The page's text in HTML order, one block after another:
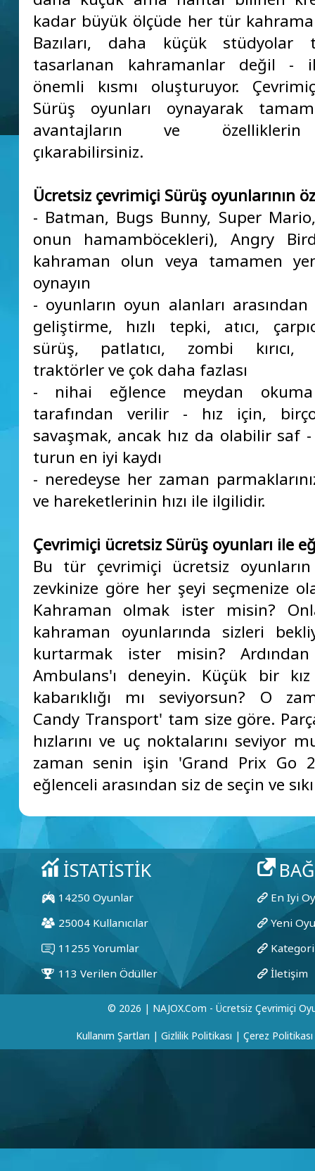
kadar büyük ölçüde her tür
Bazıları, daha küçük stüdyolar
tasarlanan kahramanlar değil -
önemli kısmı oluşturuyor.
Sürüş oyunları oynayarak
avantajların ve
çıkarabilirsiniz.
Ücretsiz çevrimiçi Sürüş oyunlarının
- Batman, Bugs Bunny, Super
onun hamamböcekleri), Angry
kahraman olun veya tamamen
oynayın
- oyunların oyun alanları arasından
geliştirme, hızlı tepki, atıcı,
sürüş, patlatıcı, zombi kırıcı,
traktörler ve çok daha fazlası
- nihai eğlence meydan okuma
tarafından verilir - hız için,
savaşmak, ancak hız da olabilir saf
turun en iyi kaydı
- neredeyse her zaman
ve hareketlerinin hızı ile ilgilidir.
Çevrimiçi ücretsiz Sürüş oyunları ile
Bu tür çevrimiçi ücretsiz
zevkinize göre her şeyi seçmenize
Kahraman olmak ister misin?
kahraman oyunlarında sizleri
kurtarmak ister misin?
Ambulans'ı deneyin. Küçük bir kız
kabarıklığı mı seviyorsun? O
Candy Transport' tam size göre.
hızlarını ve uç noktalarını seviyor
zaman senin işin 'Grand Prix Go
eğlenceli arasından siz de seçin ve
© 2026 | NAJOX.com - Ücretsiz Çevrimiçi
Kullanım Şartları | Gizlilik Politikası | Çerez Politikası